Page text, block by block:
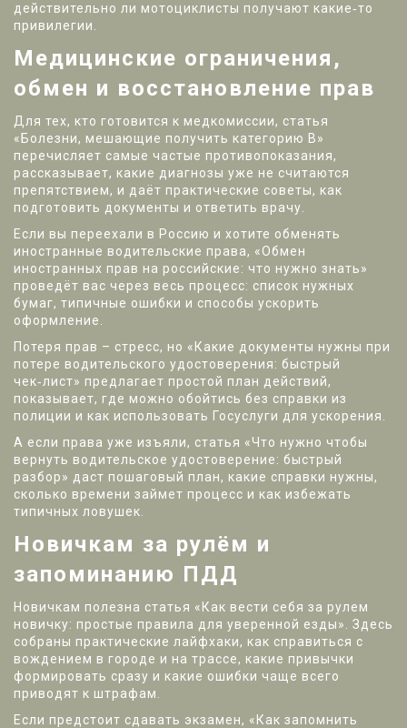
действительно ли мотоциклисты получают какие‑то
привилегии.
Медицинские ограничения,
обмен и восстановление прав
Для тех, кто готовится к медкомиссии, статья
«Болезни, мешающие получить категорию В»
перечисляет самые частые противопоказания,
рассказывает, какие диагнозы уже не считаются
препятствием, и даёт практические советы, как
подготовить документы и ответить врачу.
Если вы переехали в Россию и хотите обменять
иностранные водительские права, «Обмен
иностранных прав на российские: что нужно знать»
проведёт вас через весь процесс: список нужных
бумаг, типичные ошибки и способы ускорить
оформление.
Потеря прав – стресс, но «Какие документы нужны при
потере водительского удостоверения: быстрый
чек‑лист» предлагает простой план действий,
показывает, где можно обойтись без справки из
полиции и как использовать Госуслуги для ускорения.
А если права уже изъяли, статья «Что нужно чтобы
вернуть водительское удостоверение: быстрый
разбор» даст пошаговый план, какие справки нужны,
сколько времени займет процесс и как избежать
типичных ловушек.
Новичкам за рулём и
запоминанию ПДД
Новичкам полезна статья «Как вести себя за рулем
новичку: простые правила для уверенной езды». Здесь
собраны практические лайфхаки, как справиться с
вождением в городе и на трассе, какие привычки
формировать сразу и какие ошибки чаще всего
приводят к штрафам.
Если предстоит сдавать экзамен, «Как запомнить